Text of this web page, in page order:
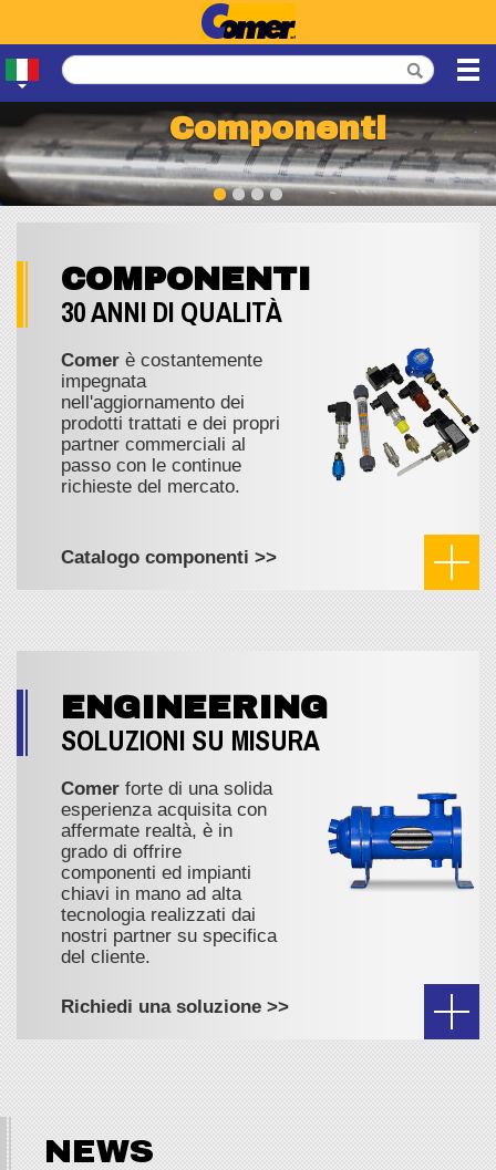
Componenti
COMPONENTI
30 ANNI DI QUALITÀ
Comer è costantemente
impegnata
nell'aggiornamento dei
prodotti trattati e dei propri
partner commerciali al
passo con le continue
richieste del mercato.
Catalogo componenti >>
ENGINEERING
SOLUZIONI SU MISURA
Comer forte di una solida
esperienza acquisita con
affermate realtà, è in
grado di offrire
componenti ed impianti
chiavi in mano ad alta
tecnologia realizzati dai
nostri partner su specifica
del cliente.
Richiedi una soluzione >>
NEWS